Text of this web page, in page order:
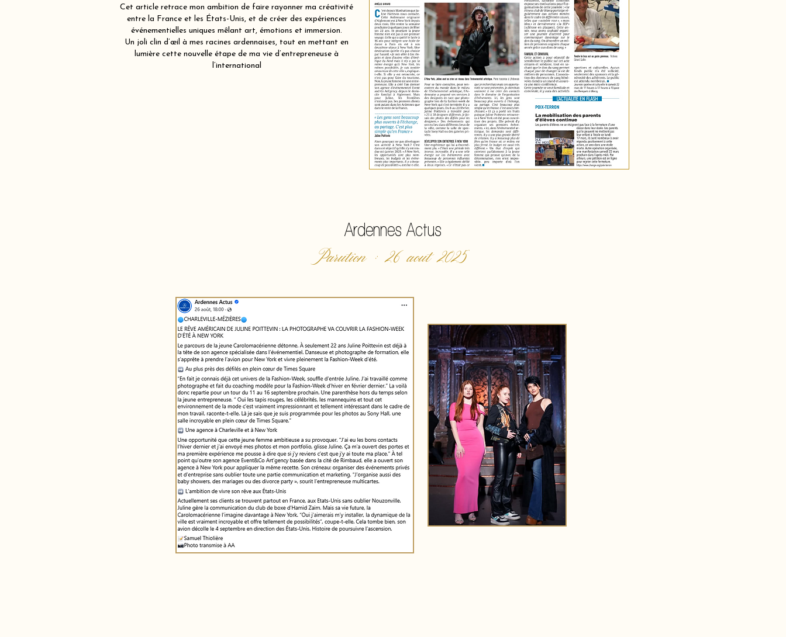
Cet article retrace mon ambition de faire rayonner ma créativité
entre la France et les États-Unis, et de créer des expériences
événementielles uniques mêlant art, émotions et immersion.
Un joli clin d’œil à mes racines ardennaises, tout en mettant en
lumière cette nouvelle étape de ma vie d’entrepreneuse à
l’international
Ardennes Actus
Parution : 26 aout 2025